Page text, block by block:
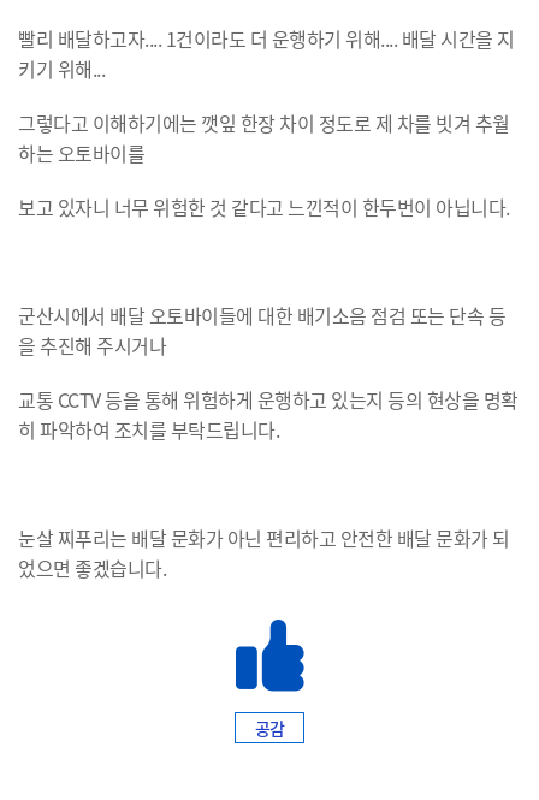
빨리 배달하고자.... 1건이라도 더 운행하기 위해.... 배달 시간을 지
키기 위해...
그렇다고 이해하기에는 깻잎 한장 차이 정도로 제 차를 빗겨 추월
하는 오토바이를
보고 있자니 너무 위험한 것 같다고 느낀적이 한두번이 아닙니다.
군산시에서 배달 오토바이들에 대한 배기소음 점검 또는 단속 등
을 추진해 주시거나
교통 CCTV 등을 통해 위험하게 운행하고 있는지 등의 현상을 명확
히 파악하여 조치를 부탁드립니다.
눈살 찌푸리는 배달 문화가 아닌 편리하고 안전한 배달 문화가 되
었으면 좋겠습니다.
공감